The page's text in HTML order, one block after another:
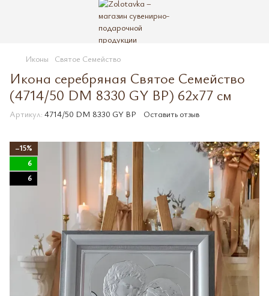
Иконы Святое Семейство
Икона серебряная Святое Семейство
(4714/50 DM 8330 GY BP) 62x77 см
Артикул: 4714/50 DM 8330 GY BP Оставить отзыв
−15%
6
6